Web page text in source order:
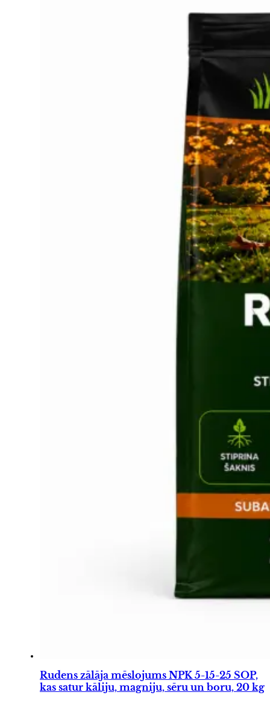
Rudens zālāja mēslojums NPK 5-15-25 SOP,
kas satur kāliju, magniju, sēru un boru, 20 kg